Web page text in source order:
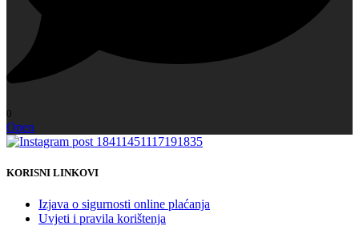
0
Open
KORISNI LINKOVI
Izjava o sigurnosti online plaćanja
Uvjeti i pravila korištenja